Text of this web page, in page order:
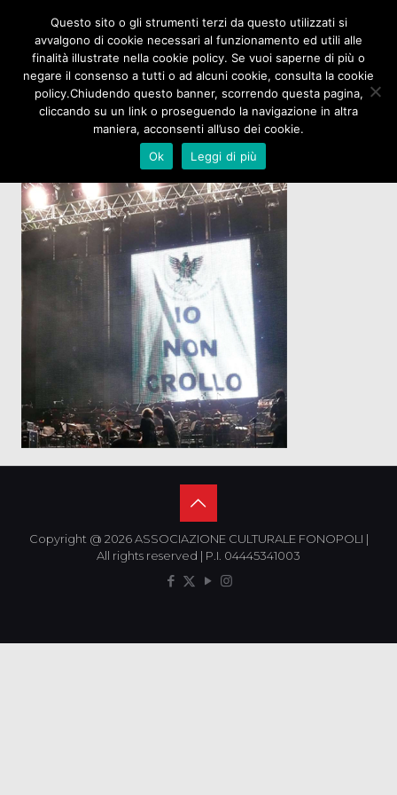
Copyright @ 2026 ASSOCIAZIONE CULTURALE FONOPOLI |
All rights reserved | P.I. 04445341003
Questo sito o gli strumenti terzi da questo utilizzati si
avvalgono di cookie necessari al funzionamento ed utili alle
finalità illustrate nella cookie policy. Se vuoi saperne di più o
negare il consenso a tutti o ad alcuni cookie, consulta la cookie
policy.Chiudendo questo banner, scorrendo questa pagina,
cliccando su un link o proseguendo la navigazione in altra
maniera, acconsenti all’uso dei cookie.
Ok
Leggi di più